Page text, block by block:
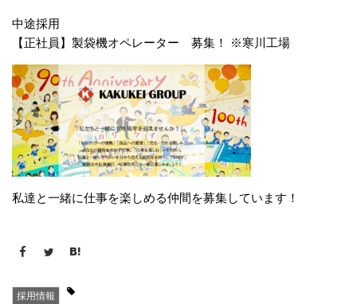
中途採用
【正社員】製袋機オペレーター 募集！ ※寒川工場
私達と一緒に仕事を楽しめる仲間を募集しています！
採用情報